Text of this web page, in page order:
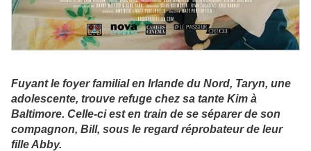
Fuyant le foyer familial en Irlande du Nord, Taryn, une
adolescente, trouve refuge chez sa tante Kim à
Baltimore. Celle-ci est en train de se séparer de son
compagnon, Bill, sous le regard réprobateur de leur
fille Abby.